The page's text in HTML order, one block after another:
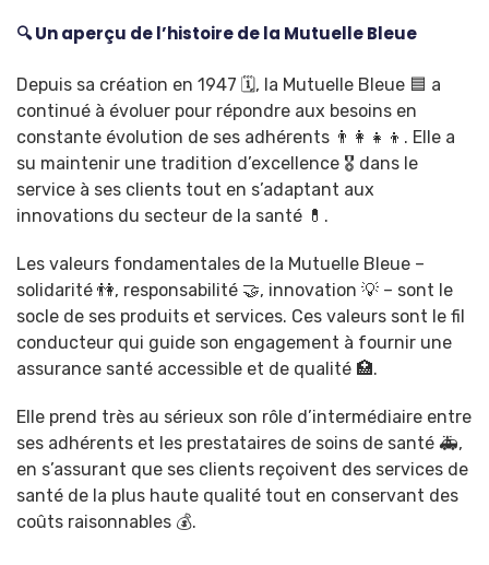
🔍 Un aperçu de l’histoire de la Mutuelle Bleue
Depuis sa création en 1947 🗓️, la Mutuelle Bleue 🟦 a
continué à évoluer pour répondre aux besoins en
constante évolution de ses adhérents 👨‍👩‍👧‍👦. Elle a
su maintenir une tradition d’excellence 🎖️ dans le
service à ses clients tout en s’adaptant aux
innovations du secteur de la santé 💊.
Les valeurs fondamentales de la Mutuelle Bleue –
solidarité 👫, responsabilité 🤝, innovation 💡 – sont le
socle de ses produits et services. Ces valeurs sont le fil
conducteur qui guide son engagement à fournir une
assurance santé accessible et de qualité 🏥.
Elle prend très au sérieux son rôle d’intermédiaire entre
ses adhérents et les prestataires de soins de santé 🚑,
en s’assurant que ses clients reçoivent des services de
santé de la plus haute qualité tout en conservant des
coûts raisonnables 💰.